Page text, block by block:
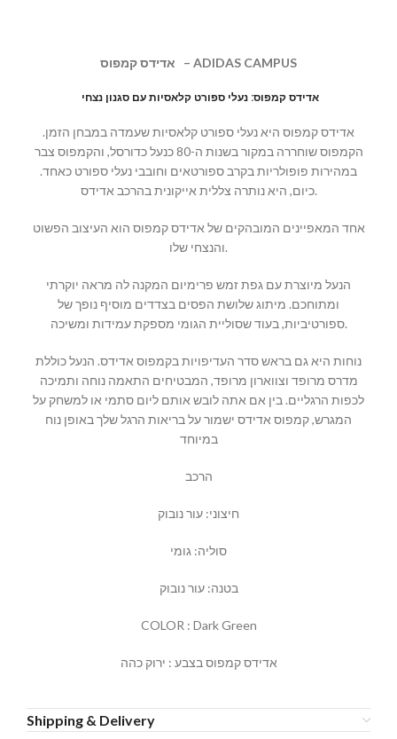
– ADIDAS CAMPUS
אדידס קמפוס: נעלי ספורט קלאסיות עם סגנון נצחי
אדידס קמפוס היא נעלי ספורט קלאסיות שעמדה במבחן הזמן.
הקמפוס שוחררה במקור בשנות ה-80 כנעל כדורסל, והקמפוס צבר
במהירות פופולריות בקרב ספורטאים וחובבי נעלי ספורט כאחד.
כיום, היא נותרה צללית אייקונית בהרכב אדידס.
אחד המאפיינים המובהקים של אדידס קמפוס הוא העיצוב הפשוט
והנצחי שלו.
הנעל מיוצרת עם גפת זמש פרימיום המקנה לה מראה יוקרתי
ומתוחכם. מיתוג שלושת הפסים בצדדים מוסיף נופך של
ספורטיביות, בעוד שסוליית הגומי מספקת עמידות ומשיכה.
נוחות היא גם בראש סדר העדיפויות בקמפוס אדידס. הנעל כוללת
מדרס מרופד וצווארון מרופד, המבטיחים התאמה נוחה ותמיכה
לכפות הרגליים. בין אם אתה לובש אותם ליום סתמי או למשחק על
המגרש, קמפוס אדידס ישמור על בריאות הרגל שלך באופן נוח
במיוחד
הרכב
חיצוני: עור נובוק
סוליה: גומי
בטנה: עור נובוק
COLOR : Dark Green
אדידס קמפוס בצבע : ירוק כהה
Shipping & Delivery